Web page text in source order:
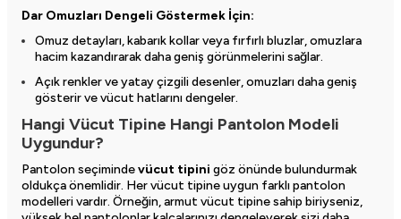
Dar Omuzları Dengeli Göstermek İçin:
Omuz detayları, kabarık kollar veya fırfırlı bluzlar, omuzlara
hacim kazandırarak daha geniş görünmelerini sağlar.
Açık renkler ve yatay çizgili desenler, omuzları daha geniş
gösterir ve vücut hatlarını dengeler.
Hangi Vücut Tipine Hangi Pantolon Modeli
Uygundur?
Pantolon seçimindevücut tipini göz önünde bulundurmak
oldukça önemlidir. Her vücut tipine uygun farklı pantolon
modelleri vardır. Örneğin, armut vücut tipine sahip biriyseniz,